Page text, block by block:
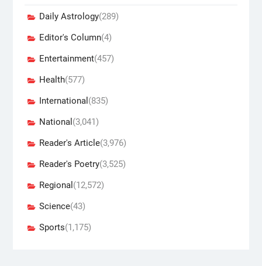
Daily Astrology(289)
Editor's Column(4)
Entertainment(457)
Health(577)
International (835)
National (3,041)
Reader's Article(3,976)
Reader's Poetry(3,525)
Regional (12,572)
Science(43)
Sports(1,175)